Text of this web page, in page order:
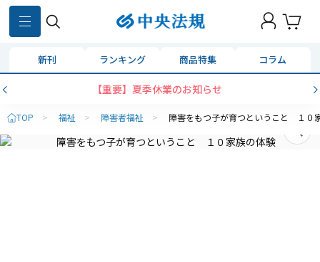
新刊 ランキング 商品特集 コラム
【重要】夏季休業のお知らせ
TOP > 福祉 > 障害者福祉 > 障害をもつ子が育つということ １０